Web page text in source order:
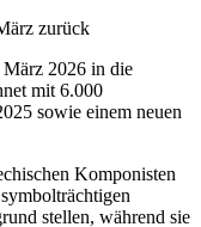
2026 in die
mit 6.000
sowie einem neuen
Komponisten
stellen, während sie